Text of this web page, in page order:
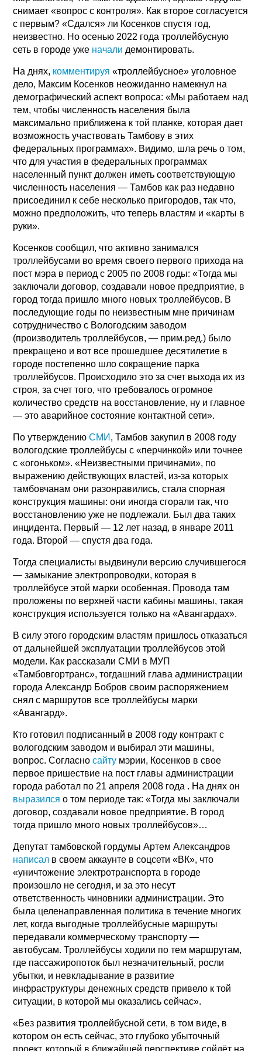
снимает «вопрос с контроля». Как второе согласуется
с первым? «Сдался» ли Косенков спустя год,
неизвестно. Но осенью 2022 года троллейбусную
сеть в городе уже начали демонтировать.
На днях, комментируя «троллейбусное» уголовное
дело, Максим Косенков неожиданно намекнул на
демографический аспект вопроса: «Мы работаем над
тем, чтобы численность населения была
максимально приближена к той планке, которая дает
возможность участвовать Тамбову в этих
федеральных программах». Видимо, шла речь о том,
что для участия в федеральных программах
населенный пункт должен иметь соответствующую
численность населения — Тамбов как раз недавно
присоединил к себе несколько пригородов, так что,
можно предположить, что теперь властям и «карты в
руки».
Косенков сообщил, что активно занимался
троллейбусами во время своего первого прихода на
пост мэра в период с 2005 по 2008 годы: «Тогда мы
заключали договор, создавали новое предприятие, в
город тогда пришло много новых троллейбусов. В
последующие годы по неизвестным мне причинам
сотрудничество с Вологодским заводом
(производитель троллейбусов, — прим.ред.) было
прекращено и вот все прошедшее десятилетие в
городе постепенно шло сокращение парка
троллейбусов. Происходило это за счет выхода их из
строя, за счет того, что требовалось огромное
количество средств на восстановление, ну и главное
— это аварийное состояние контактной сети».
По утверждениюСМИ , Тамбов закупил в 2008 году
вологодские троллейбусы с «перчинкой» или точнее
с «огоньком». «Неизвестными причинами», по
выражению действующих властей, из-за которых
тамбовчанам они разонравились, стала спорная
конструкция машины: они иногда сгорали так, что
восстановлению уже не подлежали. Был два таких
инцидента. Первый — 12 лет назад, в январе 2011
года. Второй — спустя два года.
Тогда специалисты выдвинули версию случившегося
— замыкание электропроводки, которая в
троллейбусе этой марки особенная. Провода там
проложены по верхней части кабины машины, такая
конструкция используется только на «Авангардах».
В силу этого городским властям пришлось отказаться
от дальнейшей эксплуатации троллейбусов этой
модели. Как рассказали СМИ в МУП
«Тамбовгортранс», тогдашний глава администрации
города Александр Бобров своим распоряжением
снял с маршрутов все троллейбусы марки
«Авангард».
Кто готовил подписанный в 2008 году контракт с
вологодским заводом и выбирал эти машины,
вопрос. Согласносайту мэрии, Косенков в свое
первое пришествие на пост главы администрации
города работал по 21 апреля 2008 года . На днях он
выразился о том периоде так: «Тогда мы заключали
договор, создавали новое предприятие. В город
тогда пришло много новых троллейбусов»…
Депутат тамбовской гордумы Артем Александров
написал в своем аккаунте в соцсети «ВК», что
«уничтожение электротранспорта в городе
произошло не сегодня, и за это несут
ответственность чиновники администрации. Это
была целенаправленная политика в течение многих
лет, когда выгодные троллейбусные маршруты
передавали коммерческому транспорту —
автобусам. Троллейбусы ходили по тем маршрутам,
где пассажиропоток был незначительный, росли
убытки, и невкладывание в развитие
инфраструктуры денежных средств привело к той
ситуации, в которой мы оказались сейчас».
«Без развития троллейбусной сети, в том виде, в
котором он есть сейчас, это глубоко убыточный